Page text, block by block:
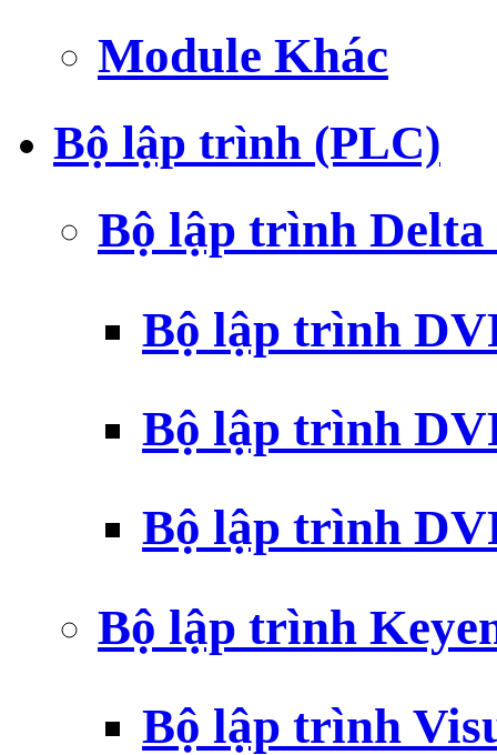
Module Khác
Bộ lập trình (PLC)
Bộ lập trình
Bộ lập trình
Bộ lập trình
Bộ lập trình
Bộ lập trình
Bộ lập trình